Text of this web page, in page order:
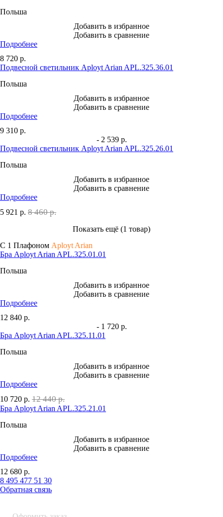
Польша
Добавить в избранное
Добавить в сравнение
Подробнее
8 720 р.
Подвесной светильник Aployt Arian APL.325.36.01
Польша
Добавить в избранное
Добавить в сравнение
Подробнее
9 310 р.
- 2 539 р.
Подвесной светильник Aployt Arian APL.325.26.01
Польша
Добавить в избранное
Добавить в сравнение
Подробнее
5 921 р. 8 460 р.
Показать ещё (1 товар)
С 1 Плафоном Aployt Arian
Бра Aployt Arian APL.325.01.01
Польша
Добавить в избранное
Добавить в сравнение
Подробнее
12 840 р.
- 1 720 р.
Бра Aployt Arian APL.325.11.01
Польша
Добавить в избранное
Добавить в сравнение
Подробнее
10 720 р. 12 440 р.
Бра Aployt Arian APL.325.21.01
Польша
Добавить в избранное
Добавить в сравнение
Подробнее
12 680 р.
8 495 477 51 30
Обратная связь